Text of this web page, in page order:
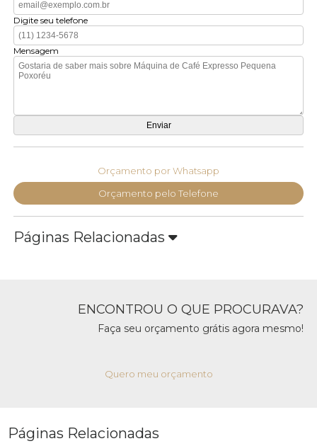
Digite seu telefone
Mensagem
Orçamento por Whatsapp
Orçamento pelo Telefone
Páginas Relacionadas
ENCONTROU O QUE PROCURAVA?
Faça seu orçamento grátis agora mesmo!
Quero meu orçamento
Páginas Relacionadas